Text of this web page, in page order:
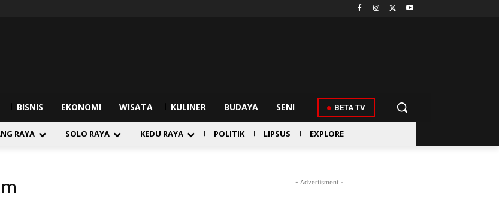
BISNIS EKONOMI WISATA KULINER BUDAYA SENI BETA TV
RAYA SOLO RAYA KEDU RAYA POLITIK LIPSUS EXPLORE
- Advertisment -